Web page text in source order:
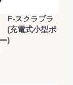
E-スクラブラ
(充電式小型ポ
)